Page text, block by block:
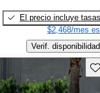
El precio incluye tasas
$2,468/mes
Verif. disponibilidad